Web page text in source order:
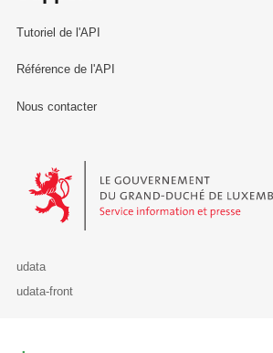
Tutoriel de l'API
Référence de l'API
Nous contacter
Le Gouvernement du Grand-Duché de
udata
udata-front